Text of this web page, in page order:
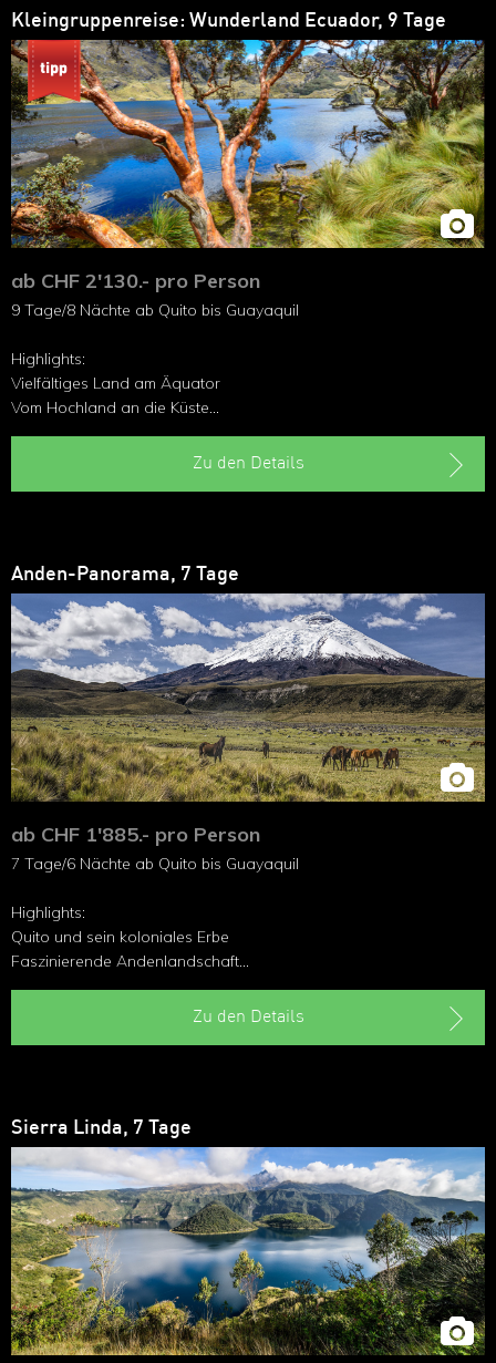
Kleingruppenreise: Wunderland Ecuador, 9 Tage
ab CHF 2'130.- pro Person
9 Tage/8 Nächte ab Quito bis Guayaquil
Highlights:
Vielfältiges Land am Äquator
Vom Hochland an die Küste
Vulkane und Lagunen
Zu den Details
Anden-Panorama, 7 Tage
ab CHF 1'885.- pro Person
7 Tage/6 Nächte ab Quito bis Guayaquil
Highlights:
Quito und sein koloniales Erbe
Faszinierende Andenlandschaft
Nationalpark Cotopaxi
Zu den Details
Sierra Linda, 7 Tage